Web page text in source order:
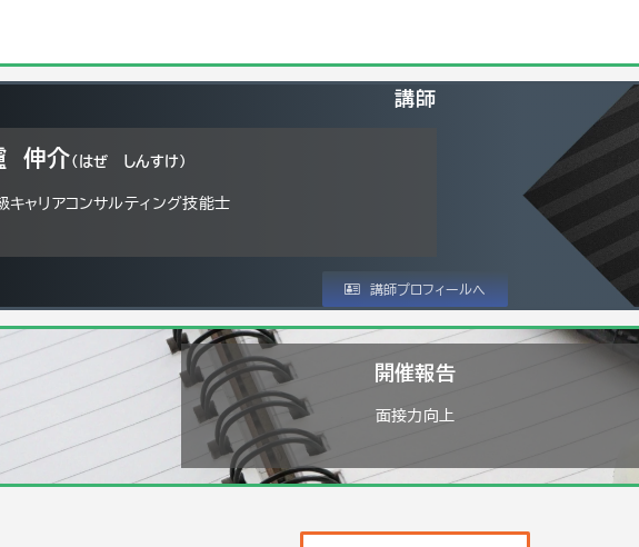
講師
伸介（はぜ しんすけ）
キャリアコンサルティング技能士
講師プロフィールへ
開催報告
面接力向上